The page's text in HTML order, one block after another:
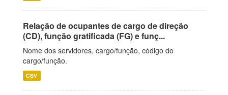
Relação de ocupantes de cargo de direção
(CD), função gratificada (FG) e funç...
Nome dos servidores, cargo/função, código do
cargo/função.
CSV